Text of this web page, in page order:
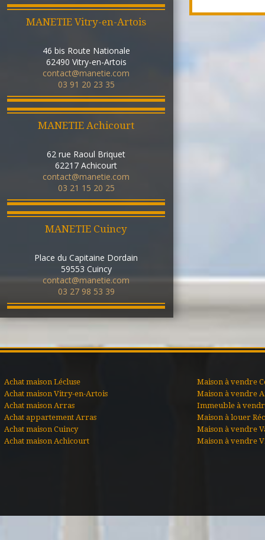
MANETIE Vitry-en-Artois
46 bis Route Nationale
62490 Vitry-en-Artois
contact@manetie.com
03 91 20 23 35
MANETIE Achicourt
62 rue Raoul Briquet
62217 Achicourt
contact@manetie.com
03 21 15 20 25
MANETIE Cuincy
Place du Capitaine Dordain
59553 Cuincy
contact@manetie.com
03 27 98 53 39
Achat maison Lécluse
Achat maison Vitry-en-Artois
Achat maison Arras
Achat appartement Arras
Achat maison Cuincy
Achat maison Achicourt
Maison à vendre
Maison à vendre
Immeuble à
Maison à louer
Maison à vendre
Maison à vendre